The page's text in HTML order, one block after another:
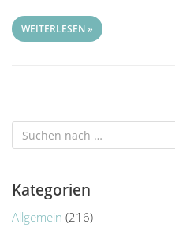
WEITERLESEN »
Kategorien
Allgemein (216)